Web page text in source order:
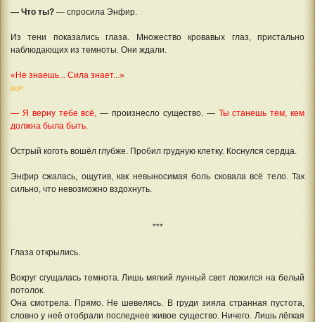
— Что ты? — спросила Энфир.
Из тени показались глаза. Множество кровавых глаз, пристально
наблюдающих из темноты. Они ждали.
«Не знаешь... Сила знает...»
ВОР!
— Я верну тебе всё, — произнесло существо. —Ты станешь тем, кем
должна была быть.
Острый коготь вошёл глубже. Пробил грудную клетку. Коснулся сердца.
Энфир сжалась, ощутив, как невыносимая боль сковала всё тело. Так
сильно, что невозможно вздохнуть.
***
Глаза открылись.
Вокруг сгущалась темнота. Лишь мягкий лунный свет ложился на белый
потолок.
Она смотрела. Прямо. Не шевелясь. В груди зияла странная пустота,
словно у неё отобрали последнее живое существо. Ничего. Лишь лёгкая